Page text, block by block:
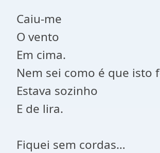
Caiu-me
O vento
Em cima.
Nem sei como é que isto
Estava sozinho
E de lira.
Fiquei sem cordas…